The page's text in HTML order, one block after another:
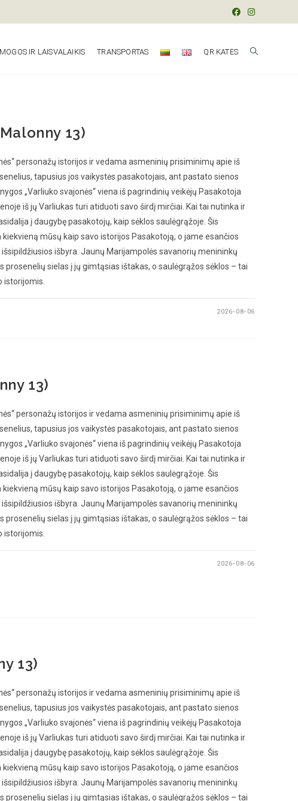
IR LAISVALAIKIS TRANSPORTAS QR KATĖS
13)
personažų istorijos ir vedama asmeninių prisiminimų apie iš
tapusius jos vaikystės pasakotojais, ant pastato sienos
„Varliuko svajonės“ viena iš pagrindinių veikėjų Pasakotoja
iš jų Varliukas turi atiduoti savo širdį mirčiai. Kai tai nutinka ir
į daugybę pasakotojų, kaip sėklos saulėgrąžoje. Šis
mūsų kaip savo istorijos Pasakotoją, o jame esančios
išbyra. Jaunų Marijampolės savanorių menininkų
prosenelių sielas į jų gimtąsias ištakas, o saulėgrąžos sėklos – tai
istorijomis.
2026-08-06
13)
personažų istorijos ir vedama asmeninių prisiminimų apie iš
tapusius jos vaikystės pasakotojais, ant pastato sienos
„Varliuko svajonės“ viena iš pagrindinių veikėjų Pasakotoja
iš jų Varliukas turi atiduoti savo širdį mirčiai. Kai tai nutinka ir
į daugybę pasakotojų, kaip sėklos saulėgrąžoje. Šis
mūsų kaip savo istorijos Pasakotoją, o jame esančios
išbyra. Jaunų Marijampolės savanorių menininkų
prosenelių sielas į jų gimtąsias ištakas, o saulėgrąžos sėklos – tai
istorijomis.
2026-08-06
13)
personažų istorijos ir vedama asmeninių prisiminimų apie iš
tapusius jos vaikystės pasakotojais, ant pastato sienos
„Varliuko svajonės“ viena iš pagrindinių veikėjų Pasakotoja
iš jų Varliukas turi atiduoti savo širdį mirčiai. Kai tai nutinka ir
į daugybę pasakotojų, kaip sėklos saulėgrąžoje. Šis
mūsų kaip savo istorijos Pasakotoją, o jame esančios
išbyra. Jaunų Marijampolės savanorių menininkų
prosenelių sielas į jų gimtąsias ištakas, o saulėgrąžos sėklos – tai